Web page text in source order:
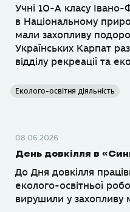
Учні 10-А класу
в Національному
мали захопливу
Українських Карпат
відділу рекреації та
Еколого-освітня діяльність
08.06.2026
День довкілля в
До Дня довкілля
еколого-освітньої
вирушили у захопливу